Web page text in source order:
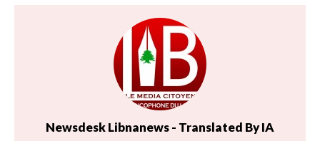
Newsdesk Libnanews - Translated By IA